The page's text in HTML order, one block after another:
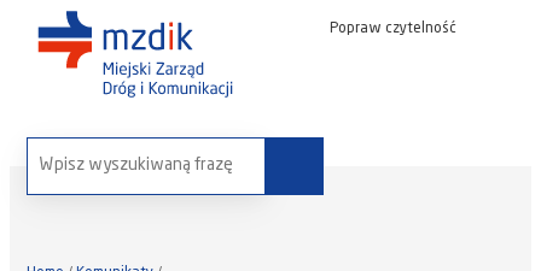
Popraw czytelność
wyszukaj na stronie: